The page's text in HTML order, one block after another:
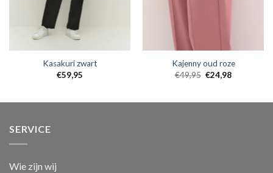
Kasakuri zwart
€59,95
Kajenny oud roze
€49,95 €24,98
SERVICE
Wie zijn wij